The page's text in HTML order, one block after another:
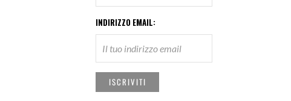
INDIRIZZO EMAIL: